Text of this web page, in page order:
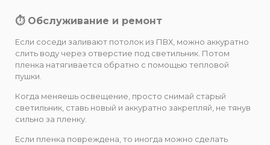
⏱️ Обслуживание и ремонт
Если соседи заливают потолок из ПВХ, можно аккуратно
слить воду через отверстие под светильник. Потом
пленка натягивается обратно с помощью тепловой
пушки.
Когда меняешь освещение, просто снимай старый
светильник, ставь новый и аккуратно закрепляй, не тянув
сильно за пленку.
Если пленка повреждена, то иногда можно сделать